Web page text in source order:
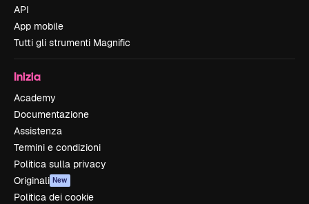
API
App mobile
Tutti gli strumenti Magnific
Inizia
Academy
Documentazione
Assistenza
Termini e condizioni
Politica sulla privacy
Originali New
Politica dei cookie